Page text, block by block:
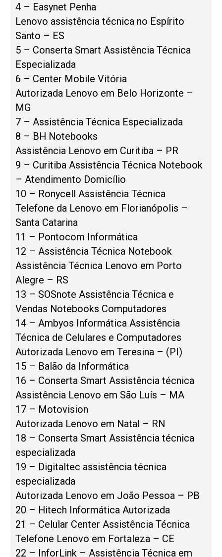
4 – Easynet Penha
Lenovo assistência técnica no Espírito
Santo – ES
5 – Conserta Smart Assistência Técnica
Especializada
6 – Center Mobile Vitória
Autorizada Lenovo em Belo Horizonte –
MG
7 – Assistência Técnica Especializada
8 – BH Notebooks
Assistência Lenovo em Curitiba – PR
9 – Curitiba Assistência Técnica Notebook
– Atendimento Domicílio
10 – Ronycell Assistência Técnica
Telefone da Lenovo em Florianópolis –
Santa Catarina
11 – Pontocom Informática
12 – Assistência Técnica Notebook
Assistência Técnica Lenovo em Porto
Alegre – RS
13 – SOSnote Assistência Técnica e
Vendas Notebooks Computadores
14 – Ambyos Informática Assistência
Técnica de Celulares e Computadores
Autorizada Lenovo em Teresina – (PI)
15 – Balão da Informática
16 – Conserta Smart Assistência técnica
Assistência Lenovo em São Luís – MA
17 – Motovision
Autorizada Lenovo em Natal – RN
18 – Conserta Smart Assistência técnica
especializada
19 – Digitaltec assistência técnica
especializada
Autorizada Lenovo em João Pessoa – PB
20 – Hitech Informática Autorizada
21 – Celular Center Assistência Técnica
Telefone Lenovo em Fortaleza – CE
22 – InforLink – Assistência Técnica em